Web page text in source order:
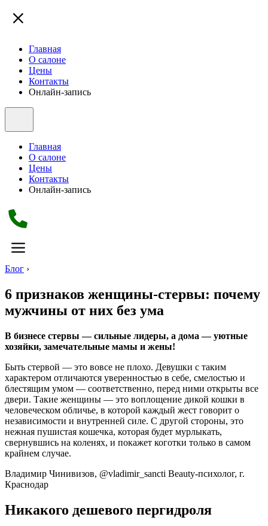
Главная
О салоне
Цены
Контакты
Онлайн-запись
Главная
О салоне
Цены
Контакты
Онлайн-запись
Блог ›
6 признаков женщины-стервы: почему
мужчины от них без ума
В бизнесе стервы — сильные лидеры, а дома — уютные
хозяйки, замечательные мамы и жены!
Быть стервой — это вовсе не плохо. Девушки с таким
характером отличаются уверенностью в себе, смелостью и
блестящим умом — соответственно, перед ними открыты все
двери. Такие женщины — это воплощение дикой кошки в
человеческом обличье, в которой каждый жест говорит о
независимости и внутренней силе. С другой стороны, это
нежная пушистая кошечка, которая будет мурлыкать,
свернувшись на коленях, и покажет коготки только в самом
крайнем случае.
Владимир Чинивизов, @vladimir_sancti Beauty-психолог, г.
Краснодар
Никакого дешевого пергидроля